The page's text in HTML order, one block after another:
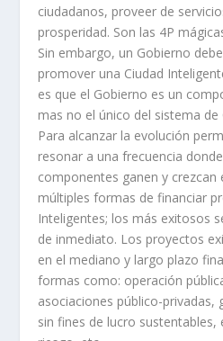
ciudadanos, proveer de
prosperidad. Son las 4P
Sin embargo, un Gobierno
promover una Ciudad
es que el Gobierno es un
mas no el único del sistema de
Para alcanzar la evolución
resonar a una frecuencia
componentes ganen y crezcan
múltiples formas de financiar
Inteligentes; los más exitosos
de inmediato. Los proyectos
en el mediano y largo plazo
formas como: operación
asociaciones público-privadas,
sin fines de lucro sustentables,